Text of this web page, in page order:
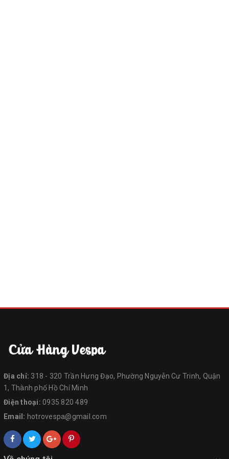
Địa chỉ: 318 - 320 Trần Hưng Đạo, Phường Nguyễn Cư Trinh, Quận
1, Thành phố Hồ Chí Minh
Điện thoại: 0935 820 489
Email: hotrovespa@gmail.com